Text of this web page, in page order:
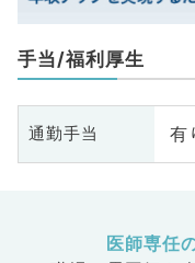
手当/福利厚生
通勤手当 有
医師専任